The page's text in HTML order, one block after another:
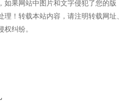
如果网站中图片和文字侵犯了您的版
！转载本站内容，请注明转载网址、
纠纷。